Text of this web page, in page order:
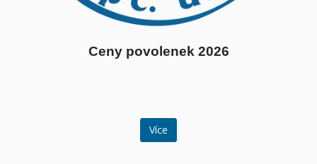
Ceny povolenek 2026
Více